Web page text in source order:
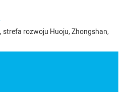
strefa rozwoju Huoju, Zhongshan,